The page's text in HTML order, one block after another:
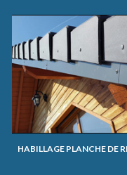
HABILLAGE PLANCHE DE